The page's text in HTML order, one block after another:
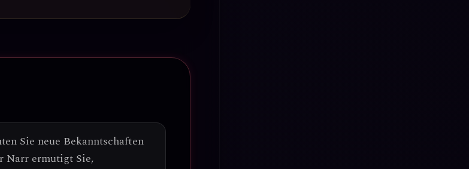
Sie neue Bekanntschaften
Narr ermutigt Sie,